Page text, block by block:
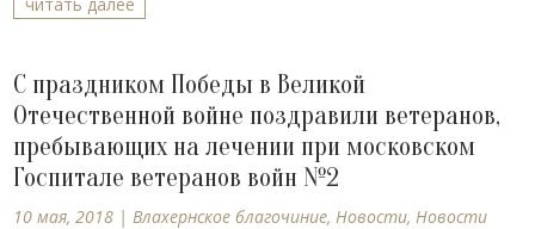
С праздником Победы в Великой
Отечественной войне поздравили ветеранов,
пребывающих на лечении при московском
Госпитале ветеранов войн №2
10 мая, 2018 |Влахернское благочиние,Новости,Новости